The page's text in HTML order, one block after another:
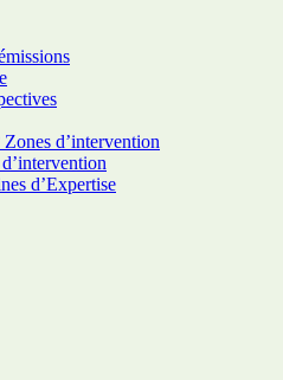
Zones d’intervention
d’Expertise